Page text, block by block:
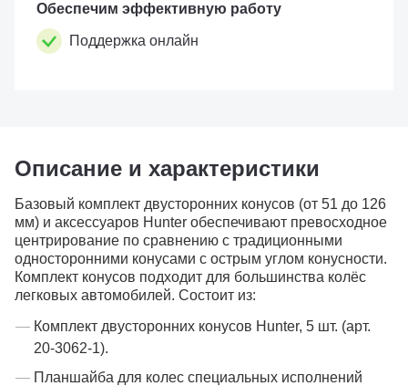
Обеспечим эффективную работу
Поддержка онлайн
Описание и характеристики
Базовый комплект двусторонних конусов (от 51 до 126
мм) и аксессуаров Hunter обеспечивают превосходное
центрирование по сравнению с традиционными
односторонними конусами с острым углом конусности.
Комплект конусов подходит для большинства колёс
легковых автомобилей. Состоит из:
Комплект двусторонних конусов Hunter, 5 шт. (арт.
20-3062-1).
Планшайба для колес специальных исполнений